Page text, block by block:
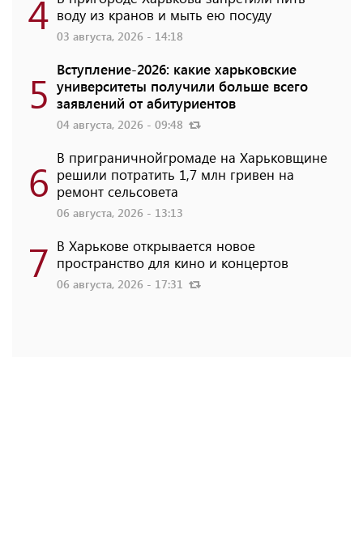
4 воду из кранов и мыть ею посуду
03 августа, 2026 - 14:18
5 Вступление-2026: какие харьковские
университеты получили больше всего
заявлений от абитуриентов
04 августа, 2026 - 09:48
6 В приграничнойгромаде на Харьковщине
решили потратить 1,7 млн ​​гривен на
ремонт сельсовета
06 августа, 2026 - 13:13
7 В Харькове открывается новое
пространство для кино и концертов
06 августа, 2026 - 17:31